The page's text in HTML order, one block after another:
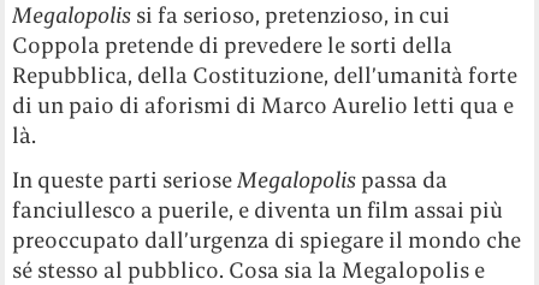
Megalopolis si fa serioso, pretenzioso, in cui
Coppola pretende di prevedere le sorti della
Repubblica, della Costituzione, dell’umanità forte
di un paio di aforismi di Marco Aurelio letti qua e
là.
In queste parti serioseMegalopolis passa da
fanciullesco a puerile, e diventa un film assai più
preoccupato dall’urgenza di spiegare il mondo che
sé stesso al pubblico. Cosa sia la Megalopolis e